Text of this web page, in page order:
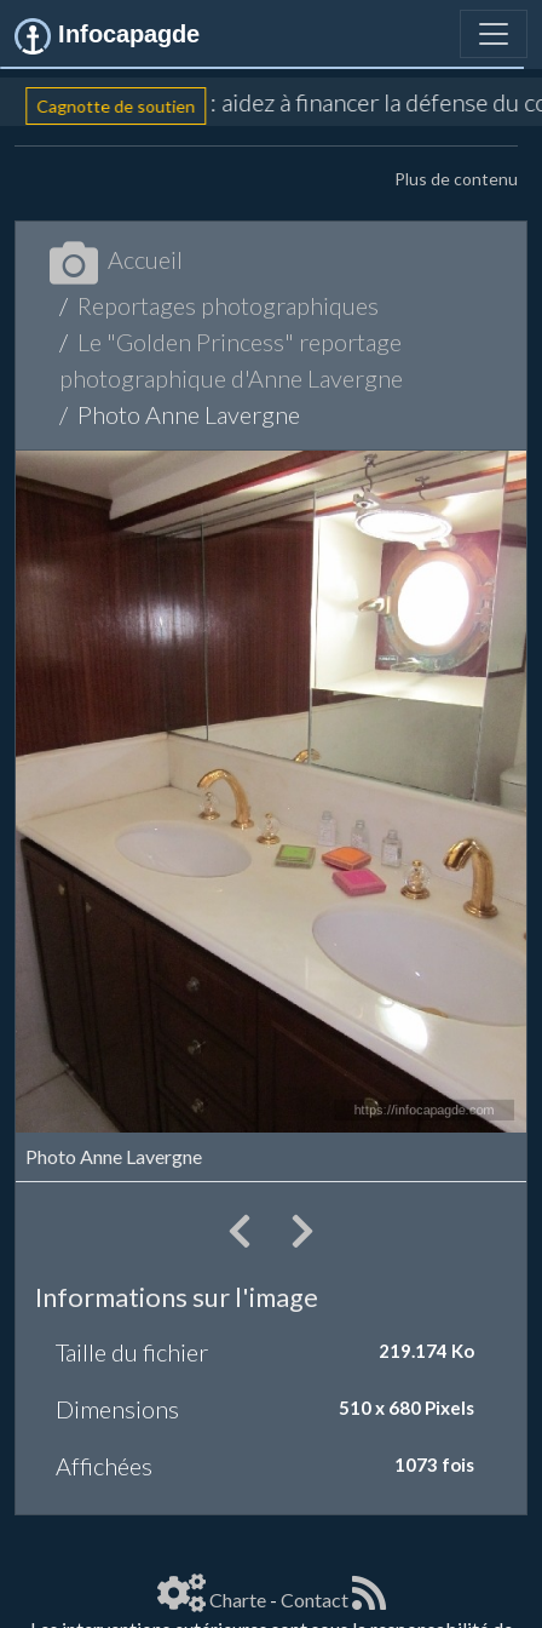
Infocapagde
Cagnotte de soutien : aidez à financer la défense du
Plus de contenu
Accueil
Reportages photographiques
Le "Golden Princess" reportage
photographique d'Anne Lavergne
Photo Anne Lavergne
Photo Anne Lavergne
Informations sur l'image
Taille du fichier 219.174 Ko
Dimensions 510 x 680 Pixels
Affichées 1073 fois
Charte- Contact